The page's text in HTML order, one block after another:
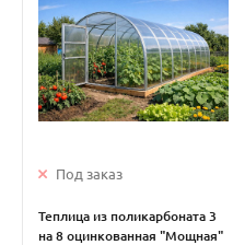
Под заказ
Теплица из поликарбоната 3
на 8 оцинкованная "Мощная"